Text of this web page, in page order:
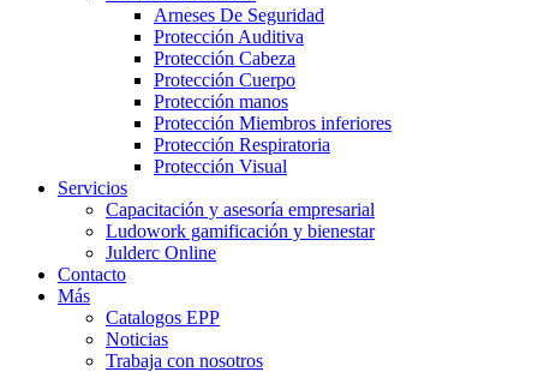
Arneses De Seguridad
Protección Auditiva
Protección Cabeza
Protección Cuerpo
Protección manos
Protección Miembros inferiores
Protección Respiratoria
Protección Visual
Servicios
Capacitación y asesoría empresarial
Ludowork gamificación y bienestar
Julderc Online
Contacto
Más
Catalogos EPP
Noticias
Trabaja con nosotros